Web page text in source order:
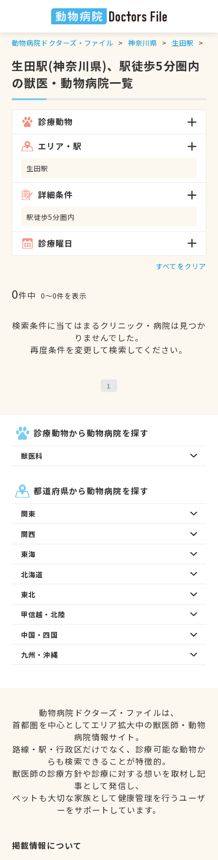
動物病院ドクターズ・ファイル 神奈川県 生田駅
生田駅(神奈川県)、駅徒歩5分圏内
の獣医・動物病院一覧
診療動物
エリア・駅
生田駅
詳細条件
駅徒歩5分圏内
診療曜日
すべてをクリア
0件中 0〜0件を表示
検索条件に当てはまるクリニック・病院は見つか
りませんでした。
再度条件を変更して検索してください。
1
診療動物から動物病院を探す
獣医科
都道府県から動物病院を探す
関東
関西
東海
北海道
東北
甲信越・北陸
中国・四国
九州・沖縄
動物病院ドクターズ・ファイルは、
首都圏を中心としてエリア拡大中の獣医師・動物
病院情報サイト。
路線・駅・行政区だけでなく、診療可能な動物か
らも検索できることが特徴的。
獣医師の診療方針や診療に対する想いを取材し記
事として発信し、
ペットも大切な家族として健康管理を行うユーザ
ーをサポートしています。
掲載情報について